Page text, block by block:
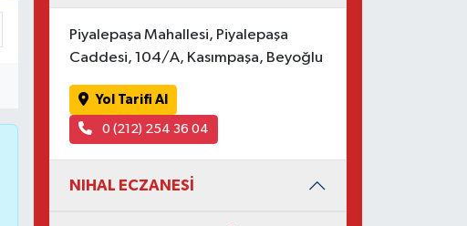
Piyalepaşa Mahallesi, Piyalepaşa
Caddesi, 104/A, Kasımpaşa, Beyoğlu
Yol Tarifi Al
0 (212) 254 36 04
NIHAL ECZANESİ